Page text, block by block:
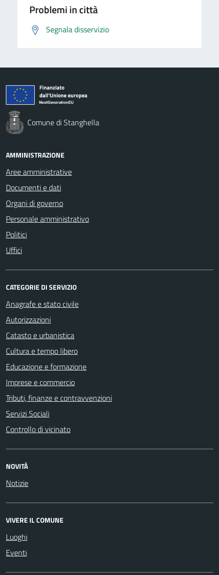
Problemi in città
Segnala disservizio
Comune di Stanghella
AMMINISTRAZIONE
Aree amministrative
Documenti e dati
Organi di governo
Personale amministrativo
Politici
Uffici
CATEGORIE DI SERVIZIO
Anagrafe e stato civile
Autorizzazioni
Catasto e urbanistica
Cultura e tempo libero
Educazione e formazione
Imprese e commercio
Tributi, finanze e contravvenzioni
Servizi Sociali
Controllo di vicinato
NOVITÀ
Notizie
VIVERE IL COMUNE
Luoghi
Eventi